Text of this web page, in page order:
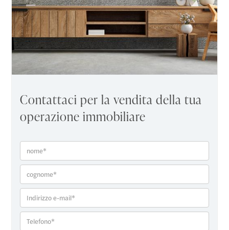
Contattaci per la vendita della tua
operazione immobiliare